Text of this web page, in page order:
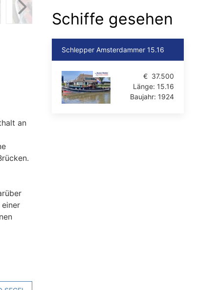
an
Schiffe gesehen
Schlepper Amsterdammer 15.16
€ 37.500
Länge: 15.16
Baujahr: 1924